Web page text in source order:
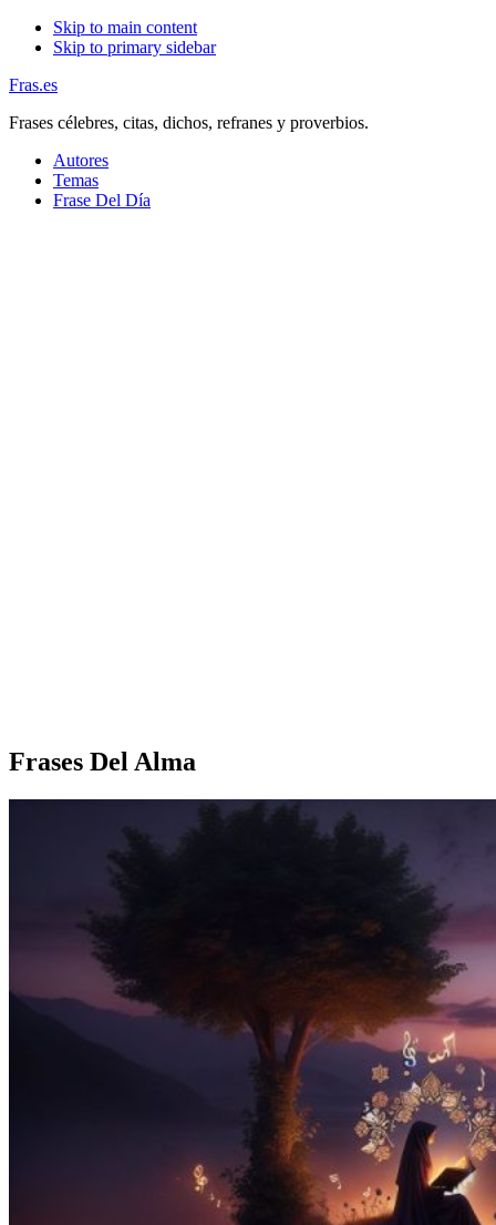
Skip to main content
Skip to primary sidebar
Fras.es
Frases célebres, citas, dichos, refranes y proverbios.
Autores
Temas
Frase Del Día
Frases Del Alma